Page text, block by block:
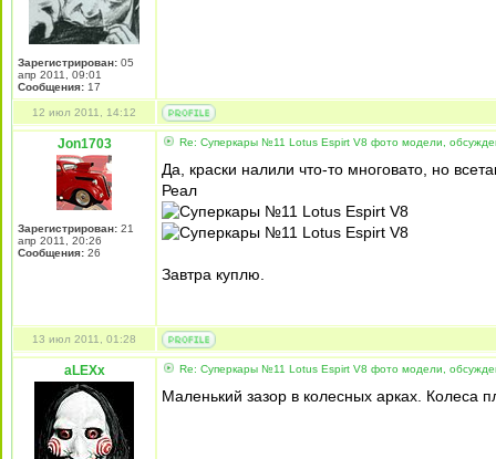
Зарегистрирован: 05
апр 2011, 09:01
Сообщения: 17
12 июл 2011, 14:12
Jon1703
Зарегистрирован: 21
апр 2011, 20:26
Сообщения: 26
Re: Суперкары №11 Lotus Espirt V8 фото модели,
Да, краски налили что-то многовато, но
Реал
Завтра куплю.
13 июл 2011, 01:28
aLEXx Re: Суперкары №11 Lotus Espirt V8 фото модели,
Маленький зазор в колесных арках. Колеса